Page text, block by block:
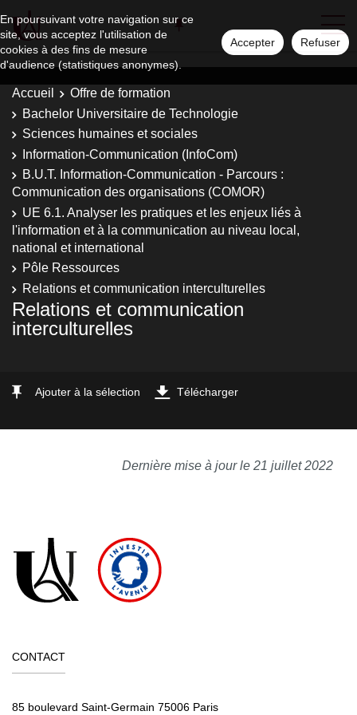
En poursuivant votre navigation sur ce
site, vous acceptez l'utilisation de
cookies à des fins de mesure
d'audience (statistiques anonymes).
Accepter Refuser
Accueil
Offre de formation
Bachelor Universitaire de Technologie
Sciences humaines et sociales
Information-Communication (InfoCom)
B.U.T. Information-Communication - Parcours :
Communication des organisations (COMOR)
UE 6.1. Analyser les pratiques et les enjeux liés à
l'information et à la communication au niveau local,
national et international
Pôle Ressources
Relations et communication interculturelles
Relations et communication
interculturelles
Ajouter à la sélection Télécharger
Dernière mise à jour le 21 juillet 2022
CONTACT
85 boulevard Saint-Germain 75006 Paris